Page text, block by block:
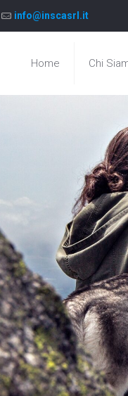
info@inscasrl.it
Home Chi